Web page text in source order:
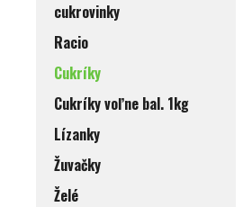
cukrovinky
Racio
Cukríky
Cukríky voľne bal. 1kg
Lízanky
Žuvačky
Želé